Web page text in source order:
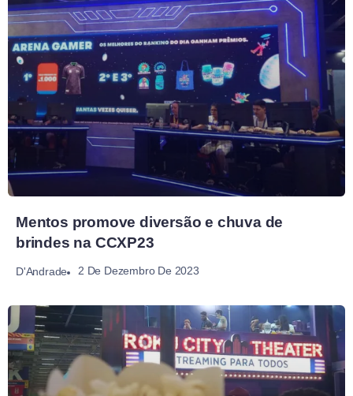
Mentos promove diversão e chuva de
brindes na CCXP23
D'Andrade 2 De Dezembro De 2023